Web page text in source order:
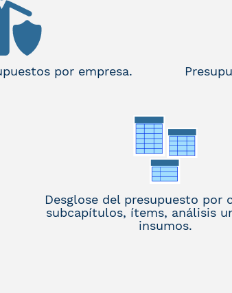
por empresa.
Desglose del presupuesto por
subcapítulos, ítems, análisis
insumos.